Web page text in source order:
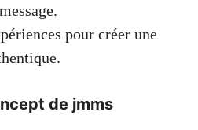
pour créer une
de jmms